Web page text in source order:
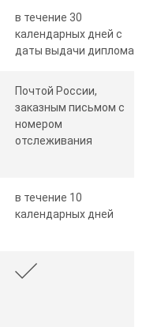
в течение 30
календарных дней с
даты выдачи диплома
Почтой России,
заказным письмом с
номером
отслеживания
в течение 10
календарных дней